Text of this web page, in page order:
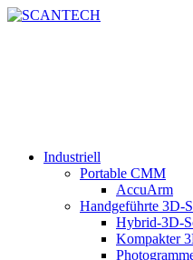
Industriell
Portable CMM
AccuArm
Handgeführte 3D-
Hybrid-3D-
Kompakter